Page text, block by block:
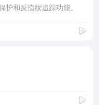
护和反指纹追踪功能。